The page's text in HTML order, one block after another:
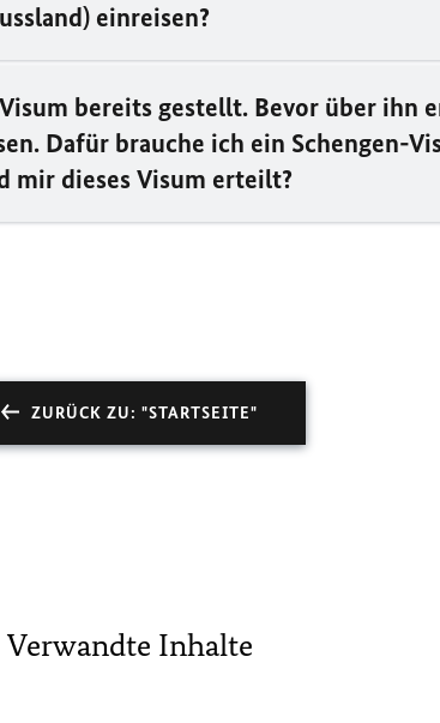
einreisen?
bereits gestellt. Bevor über ihn
Dafür brauche ich ein Schengen-
mir dieses Visum erteilt?
ZURÜCK ZU: "STARTSEITE"
Verwandte Inhalte